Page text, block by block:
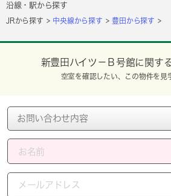
沿線・駅から探す
JRから探す 中央線から探す 豊田から探す
新豊田ハイツ－Ｂ号館に関す
空室を確認したい、この物件を見